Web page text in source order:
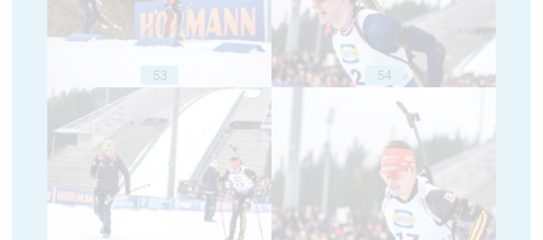
53 54